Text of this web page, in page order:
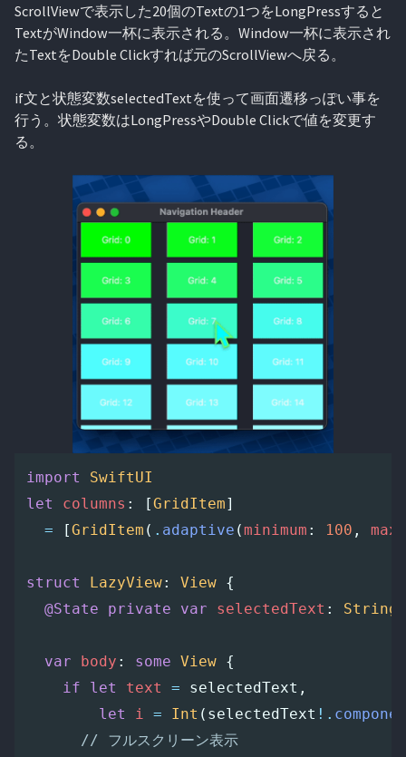
ScrollViewで表示した20個のTextの1つをLongPressすると
TextがWindow一杯に表示される。Window一杯に表示され
たTextをDouble Clickすれば元のScrollViewへ戻る。
if文と状態変数selectedTextを使って画面遷移っぽい事を
行う。状態変数はLongPressやDouble Clickで値を変更す
る。
import
SwiftUI
let
columns : [GridItem]
=
[GridItem ( . adaptive (minimum : 100 ,
struct LazyView: View
{
@State
private var selectedText : String
var body : some View
{
if
let text = selectedText ,
let
i = Int ( selectedText !.
// フルスクリーン表示